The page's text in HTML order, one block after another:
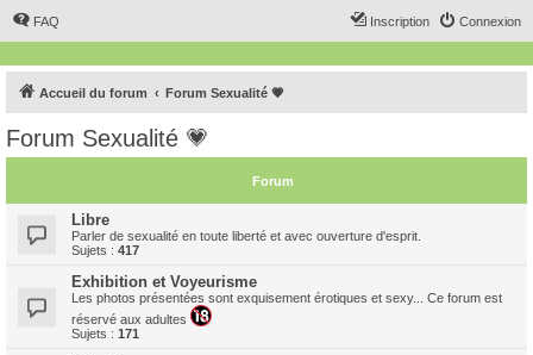
FAQ Connexion
Inscription
Accueil du forum Forum Sexualité 💗
Forum Sexualité 💗
Forum
Libre
Parler de sexualité en toute liberté et avec ouverture d'esprit.
Sujets : 417
Exhibition et Voyeurisme
Les photos présentées sont exquisement érotiques et sexy... Ce forum est
réservé aux adultes
Sujets : 171